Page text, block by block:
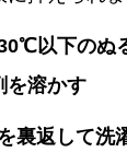
以下のぬ
を溶かす
裏返して洗